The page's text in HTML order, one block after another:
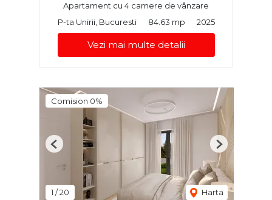
Apartament cu 4 camere de vânzare
P-ta Unirii, Bucuresti
84.63 mp 2025
Vezi mai multe detalii
Comision 0%
1 /20 Harta
Previous Next